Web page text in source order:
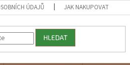
ÚDAJŮ JAK NAKUPOVAT
HLEDAT